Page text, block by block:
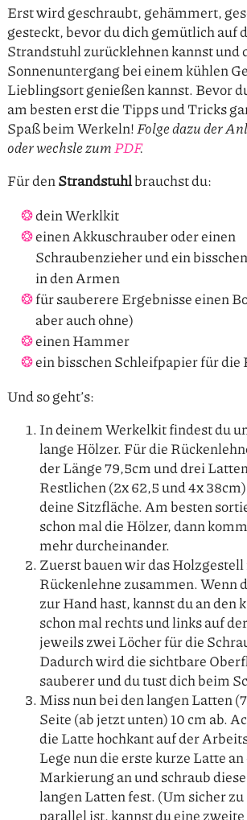
Erst wird geschraubt, gehämmert,
gesteckt, bevor du dich gemütlich auf
Strandstuhl zurücklehnen kannst und
Sonnenuntergang bei einem kühlen
Lieblingsort genießen kannst. Bevor
am besten erst die Tipps und Tricks
Spaß beim Werkeln! Folge dazu der
oder wechsle zum PDF.
Für denStrandstuhlbrauchst du:
dein Werklkit
einen Akkuschrauber oder einen
Schraubenzieher und ein
in den Armen
für sauberere Ergebnisse einen
aber auch ohne)
einen Hammer
ein bisschen Schleifpapier für die
Und so geht’s:
In deinem Werkelkit findest du
lange Hölzer. Für die
der Länge 79,5cm und drei
Restlichen (2x 62,5 und 4x
deine Sitzfläche. Am besten
schon mal die Hölzer, dann
mehr durcheinander.
Zuerst bauen wir das
Rückenlehne zusammen. Wenn
zur Hand hast, kannst du an den
schon mal rechts und links auf
jeweils zwei Löcher für die
Dadurch wird die sichtbare
sauberer und du tust dich beim
Miss nun bei den langen Latten
Seite (ab jetzt unten) 10 cm ab.
die Latte hochkant auf der
Lege nun die erste kurze Latte
Markierung an und schraub
langen Latten fest. (Um sicher zu
parallel ist, kannst du eine